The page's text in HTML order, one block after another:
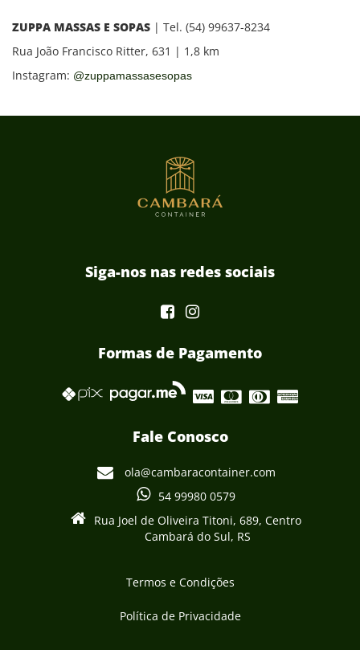
ZUPPA MASSAS E SOPAS | Tel. (54) 99637-8234
Rua João Francisco Ritter, 631 | 1,8 km
Instagram: @zuppamassasesopas
Siga-nos nas redes sociais
Formas de Pagamento
Fale Conosco
ola@cambaracontainer.com
54 99980 0579
Rua Joel de Oliveira Titoni, 689, Centro
Cambará do Sul, RS
Termos e Condições
Política de Privacidade